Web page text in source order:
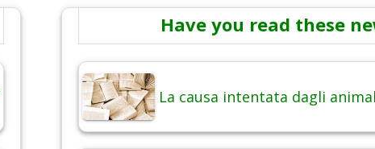
Have you read these
La causa intentata dagli